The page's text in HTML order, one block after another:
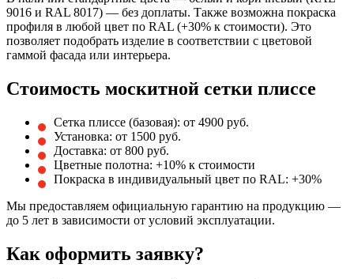
9016 и RAL 8017) — без доплаты. Также возможна покраска
профиля в любой цвет по RAL (+30% к стоимости). Это
позволяет подобрать изделие в соответствии с цветовой
гаммой фасада или интерьера.
Стоимость москитной сетки плиссе
Сетка плиссе (базовая): от 4900 руб.
Установка: от 1500 руб.
Доставка: от 800 руб.
Цветные полотна: +10% к стоимости
Покраска в индивидуальный цвет по RAL: +30%
Мы предоставляем официальную гарантию на продукцию —
до 5 лет в зависимости от условий эксплуатации.
Как оформить заявку?